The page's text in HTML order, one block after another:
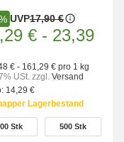
UVP17,90 €
€ - 23,39
€ - 161,29 € pro 1 kg
USt. zzgl. Versand
14,29 €
Lagerbestand
Stk
200 Stk 500 Stk
500 Stk